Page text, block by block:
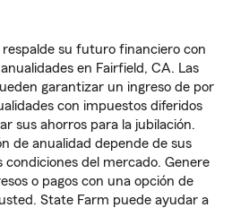
su futuro financiero con
en Fairfield, CA. Las
garantizar un ingreso de por
con impuestos diferidos
sus ahorros para la jubilación.
de anualidad depende de sus
condiciones del mercado. Genere
o pagos con una opción de
State Farm puede ayudar a